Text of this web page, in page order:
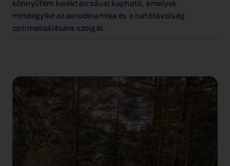
könnyűfém keréktárcsávalkapható, amelyek
mindegyike az aerodinamika és a hatótávolság
optimalizálására szolgál.